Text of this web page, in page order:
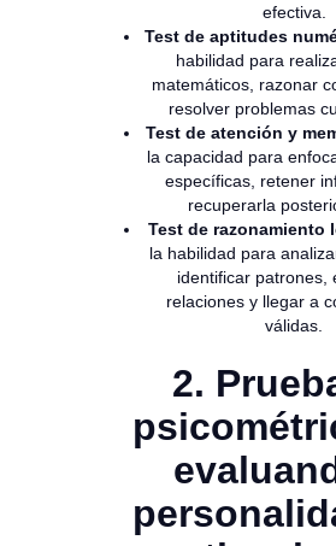
efectiva.
Test de aptitudes
habilidad para
matemáticos, razonar
resolver problemas
Test de atención y
la capacidad para
específicas, retener
recuperarla
Test de razonamiento
la habilidad para
identificar patrones,
relaciones y llegar a
válidas.
2.